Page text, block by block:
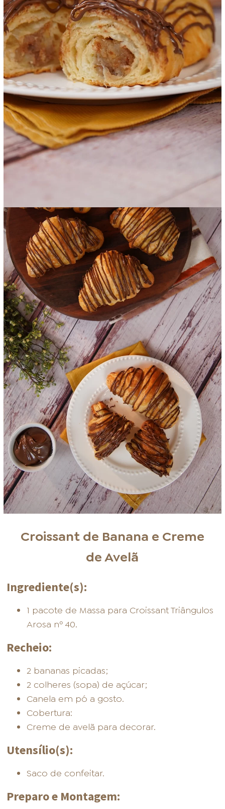
Croissant de Banana e Creme
de Avelã
Ingrediente(s):
1 pacote de Massa para Croissant Triângulos
Arosa nº 40.
Recheio:
2 bananas picadas;
2 colheres (sopa) de açúcar;
Canela em pó a gosto.
Cobertura:
Creme de avelã para decorar.
Utensílio(s):
Saco de confeitar.
Preparo e Montagem: